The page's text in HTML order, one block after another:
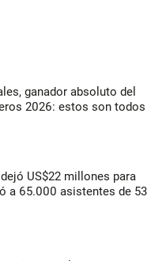
ganador absoluto del
2026: estos son todos
US$22 millones para
a 65.000 asistentes de 53